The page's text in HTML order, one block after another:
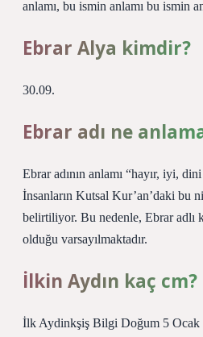
anlamı, bu ismin anlamı bu ismin
Ebrar Alya kimdir?
30.09.
Ebrar adı ne
Ebrar adının anlamı “hayır, iyi,
İnsanların Kutsal Kur’an’daki bu
belirtiliyor. Bu nedenle, Ebrar adlı
olduğu varsayılmaktadır.
İlkin Aydın kaç cm?
İlk Aydinkşiş Bilgi Doğum 5 Ocak